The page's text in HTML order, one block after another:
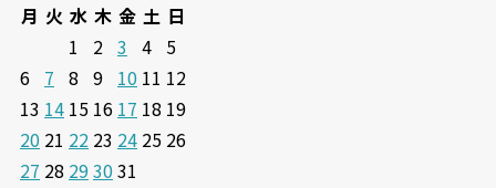
月 火 水 木 金 土 日
1
2 3 4 5
6 7 8 9 10 11 12
13 14 15 16 17 18 19
20 21 22 23 24 25 26
27 28 293031